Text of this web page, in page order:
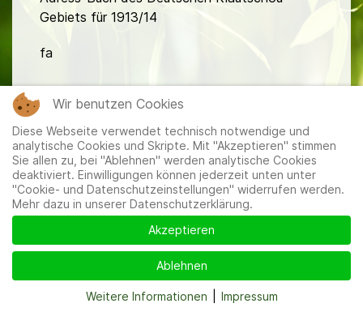
Gebiets für 1913/14
fa
Mitglieder|Impressum|Datenschutzerklärung|Cookie-
und Datenschutzeinstellungen
Wir benutzen Cookies
Diese Webseite verwendet technisch notwendige und
analytische Cookies und Skripte. Mit "Akzeptieren" stimmen
Sie allen zu, bei "Ablehnen" werden analytische Cookies
deaktiviert. Einwilligungen können jederzeit unten unter
"Cookie- und Datenschutzeinstellungen" widerrufen werden.
Mehr dazu in unserer Datenschutzerklärung.
Akzeptieren
Ablehnen
Weitere Informationen Impressum